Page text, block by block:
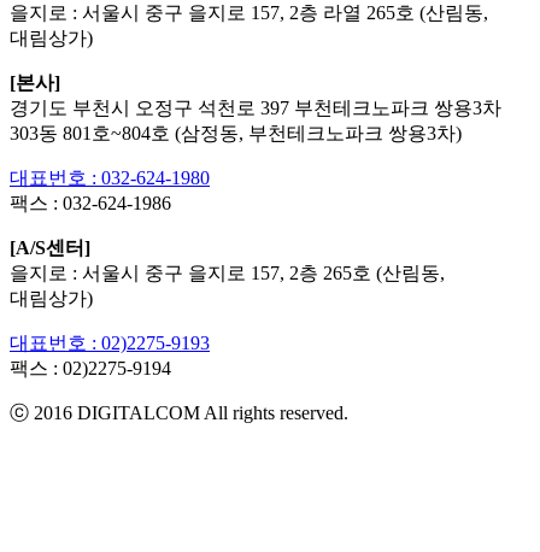
을지로 : 서울시 중구 을지로 157, 2층 라열 265호 (산림동,
대림상가)
[본사]
경기도 부천시 오정구 석천로 397 부천테크노파크 쌍용3차
303동 801호~804호 (삼정동, 부천테크노파크 쌍용3차)
대표번호 : 032-624-1980
팩스 : 032-624-1986
[A/S센터]
을지로 : 서울시 중구 을지로 157, 2층 265호 (산림동,
대림상가)
대표번호 : 02)2275-9193
팩스 : 02)2275-9194​
ⓒ 2016 DIGITALCOM All rights reserved.